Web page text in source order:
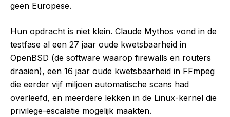
geen Europese.
Hun opdracht is niet klein. Claude Mythos vond in de
testfase al een 27 jaar oude kwetsbaarheid in
OpenBSD (de software waarop firewalls en routers
draaien), een 16 jaar oude kwetsbaarheid in FFmpeg
die eerder vijf miljoen automatische scans had
overleefd, en meerdere lekken in de Linux-kernel die
privilege-escalatie mogelijk maakten.